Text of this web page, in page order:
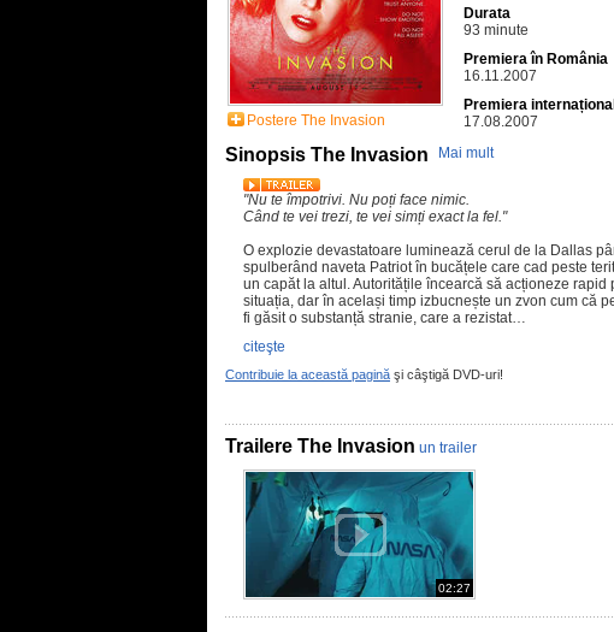
Postere The Invasion
Durata
93 minute
Premiera în România
16.11.2007
Premiera
17.08.2007
Sinopsis The Invasion Mai mult
"Nu te împotrivi. Nu poți face nimic.
Când te vei trezi, te vei simți exact la fel."
O explozie devastatoare luminează cerul de la Dallas
spulberând naveta Patriot în bucățele care cad peste
un capăt la altul. Autoritățile încearcă să acționeze rapid
situația, dar în același timp izbucnește un zvon cum că
fi găsit o substanță stranie, care a rezistat…
citeşte
Contribuie la această pagină şi câştigă DVD-uri!
Trailere The Invasion un trailer
02:27